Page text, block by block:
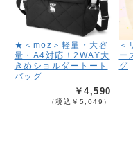
★＜moz＞軽量・大容
量・A4対応！2WAY大
きめショルダートート
バッグ
￥4,590
（税込￥5,049）
＜
ー
グ